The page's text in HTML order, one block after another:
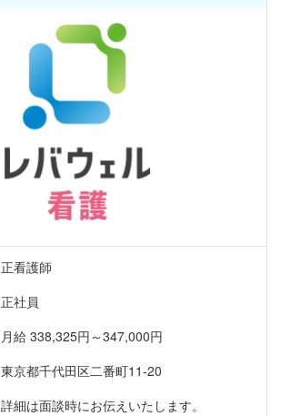
正看護師
正社員
月給 338,325円～347,000円
東京都千代田区二番町11-20
詳細は面談時にお伝えいたします。